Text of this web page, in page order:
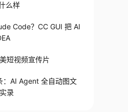
么样
Code？CC GUI 把 AI
短视频宣传片
：AI Agent 全自动图文
录